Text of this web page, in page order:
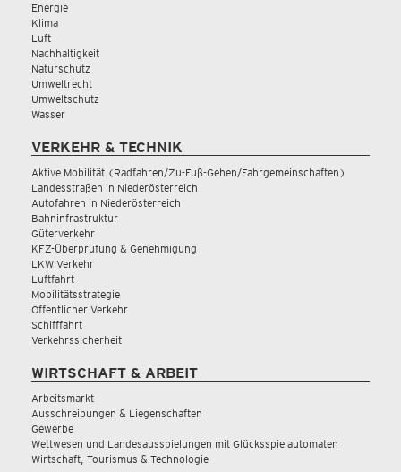
Energie
Klima
Luft
Nachhaltigkeit
Naturschutz
Umweltrecht
Umweltschutz
Wasser
VERKEHR & TECHNIK
Aktive Mobilität (Radfahren/Zu-Fuß-Gehen/Fahrgemeinschaften)
Landesstraßen in Niederösterreich
Autofahren in Niederösterreich
Bahninfrastruktur
Güterverkehr
KFZ-Überprüfung & Genehmigung
LKW Verkehr
Luftfahrt
Mobilitätsstrategie
Öffentlicher Verkehr
Schifffahrt
Verkehrssicherheit
WIRTSCHAFT & ARBEIT
Arbeitsmarkt
Ausschreibungen & Liegenschaften
Gewerbe
Wettwesen und Landesausspielungen mit Glücksspielautomaten
Wirtschaft, Tourismus & Technologie